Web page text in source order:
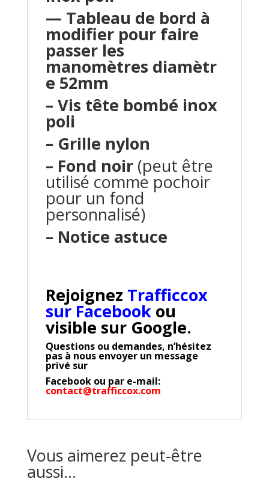
— Tableau de bord à
modifier pour faire
passer les
manomètres diamètr
e 52mm
– Vis tête bombé inox
poli
– Grille nylon
– Fond noir (peut être
utilisé comme pochoir
pour un fond
personnalisé)
– Notice astuce
Rejoignez Trafficcox
sur Facebookou
visible sur Google.
Questions ou demandes, n’hésitez
pas à nous envoyer un message
privé sur
Facebook ou par e-mail:
contact@trafficcox.com
Vous aimerez peut-être
aussi…